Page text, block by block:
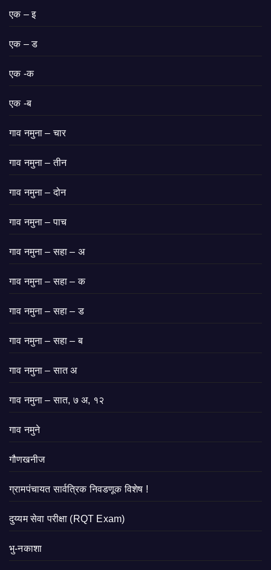
एक – इ
एक – ड
एक -क
एक -ब
गाव नमुना – चार
गाव नमुना – तीन
गाव नमुना – दोन
गाव नमुना – पाच
गाव नमुना – सहा – अ
गाव नमुना – सहा – क
गाव नमुना – सहा – ड
गाव नमुना – सहा – ब
गाव नमुना – सात अ
गाव नमुना – सात, ७ अ, १२
गाव नमुने
गौणखनीज
ग्रामपंचायत सार्वत्रिक निवडणूक विशेष !
दुय्यम सेवा परीक्षा (RQT Exam)
भु-नकाशा